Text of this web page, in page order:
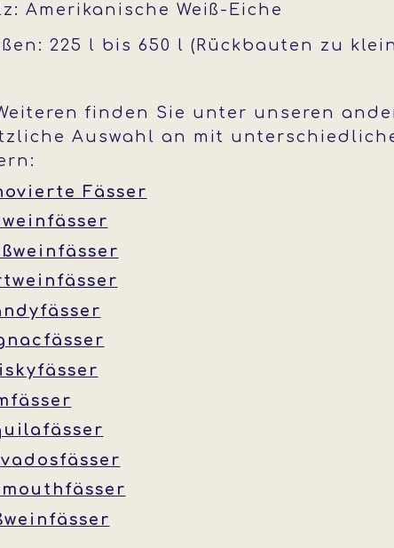
Amerikanische Weiß-Eiche
225 l bis 650 l (Rückbauten zu
finden Sie unter unseren
Auswahl an mit
Fässer